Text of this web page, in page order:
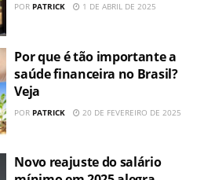
POR PATRICK 1 DE ABRIL DE 2025
Por que é tão importante a
saúde financeira no Brasil?
Veja
POR PATRICK 20 DE FEVEREIRO DE 2025
Novo reajuste do salário